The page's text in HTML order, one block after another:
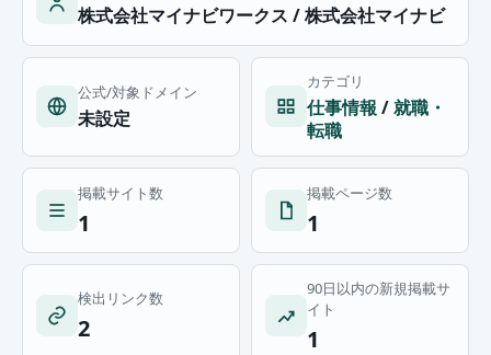
株式会社マイナビワークス / 株式会社マイナビ
公式/対象ドメイン
未設定
カテゴリ
仕事情報 /就職・
転職
掲載サイト数
1
掲載ページ数
1
検出リンク数
2
90日以内の新規掲載サ
イト
1